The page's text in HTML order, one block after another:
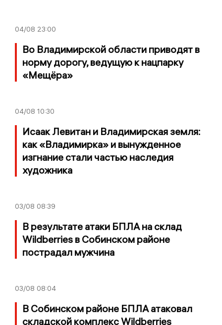
04/08 23:00
Во Владимирской области приводят в
норму дорогу, ведущую к нацпарку
«Мещёра»
04/08 10:30
Исаак Левитан и Владимирская земля:
как «Владимирка» и вынужденное
изгнание стали частью наследия
художника
03/08 08:39
В результате атаки БПЛА на склад
Wildberries в Собинском районе
пострадал мужчина
03/08 08:04
В Собинском районе БПЛА атаковал
складской комплекс Wildberries